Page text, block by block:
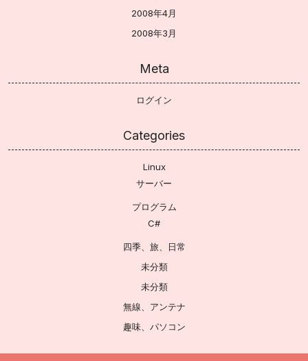
2008年4月
2008年3月
Meta
ログイン
Categories
Linux
サーバー
プログラム
C#
四季、旅、日常
未分類
未分類
無線、アンテナ
趣味、パソコン